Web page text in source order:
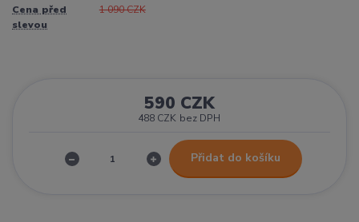
Cena před
slevou
1 090 CZK
590 CZK
488 CZK bez DPH
Přidat do košíku